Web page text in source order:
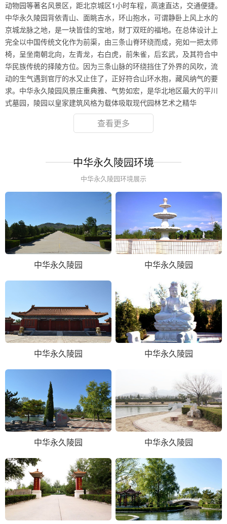
动物园等著名风景区，距北京城区1小时车程，高速直达，交通便捷。
中华永久陵园背依青山、面眺吉水，环山抱水，可谓静卧上风上水的
京城龙脉之地，是一块皆佳的宝地，财丁双旺的福地。在总体设计上
完全以中国传统文化作为前渠，由三条山脊环绕而成，宛如一把太师
椅，呈坐南朝北向，左青龙，右白虎，前朱雀，后玄武，及其符合中
华民族传统的择陵方位。因为三条山脉的环绕挡住了外界的风吹，流
动的生气遇到官厅的水又止住了，正好符合山环水抱，藏风纳气的要
求。中华永久陵园风景庄重典雅、气势如宏，是华北地区最大的平川
式墓园，陵园以皇家建筑风格为载体吸取现代园林艺术之精华
查看更多
中华永久陵园环境
中华永久陵园环境展示
中华永久陵园 中华永久陵园
中华永久陵园 中华永久陵园
中华永久陵园 中华永久陵园